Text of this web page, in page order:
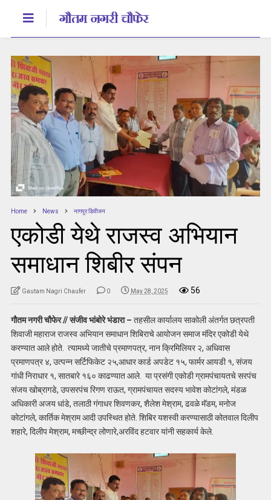
Home News नागपुर डिवीजन
एकोडी येथे राजस्व अभियान
समाधान शिबीर संपन
Gautam Nagri Chaufer 0 May 28, 2025 56
गौतम नगरी चौफेर // संजीव भांबोरे भंडारा – तहसील कार्यालय साकोली अंतर्गत छत्रपती
शिवाजी महाराज राजस्व अभियान समाधान शिबिराचे आयोजन समाज मंदिर एकोडी येथे
करण्यात आले होते. त्यामध्ये जातीचे प्रमाणपत्र, नान क्रिमिलियर २, अधिवास
प्रमाणपत्र ४, उत्पन्न सर्टिफिकेट २५,आधार कार्ड अपडेट १५, फार्मर आयडी १, संजय
गांधी निराधार १, सातबारे १६० काढण्यात आले. या प्रसंगी एकोडी ग्रामपंचायतचे सरपंच
संजय खोब्रागडे, उपसरपंच रिगण राऊत, ग्रामपंचायत सदस्य भावेश कोटांगले, मंडळ
अधिकारी अजय धांडे, तलाठी गंगाधर शिवणकर, शैलेश मेश्राम, ढवळे मॅडम, मनोज
कोटांगले, कार्तिक मेश्राम आदी उपस्थित होते. शिबिर यशस्वी करण्यासाठी कोतवाल दिलीप
शहारे, दिलीप मेश्राम, मच्छीन्द्र लोणारे,अरविंद हटवार यांनी सहकार्य केले.